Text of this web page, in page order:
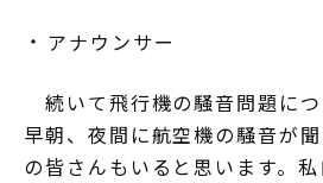
アナウンサー
続いて飛行機の騒音問題に
早朝、夜間に航空機の騒音が
の皆さんもいると思います。